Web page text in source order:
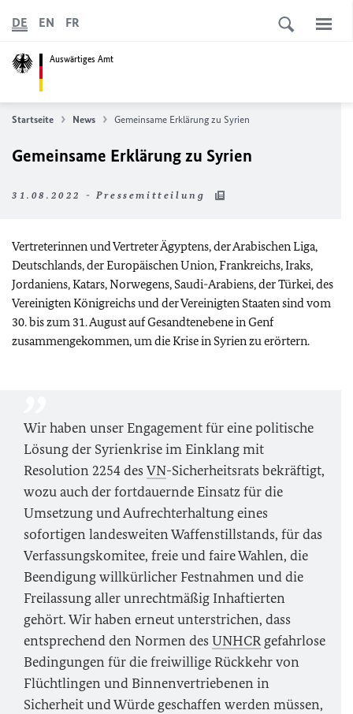
Auswärtiges Amt
DE EN FR
Startseite News Gemeinsame Erklärung zu Syrien
Gemeinsame Erklärung zu Syrien
31.08.2022 - Pressemitteilung
Vertreterinnen und Vertreter Ägyptens, der Arabischen Liga,
Deutschlands, der Europäischen Union, Frankreichs, Iraks,
Jordaniens, Katars, Norwegens, Saudi-Arabiens, der Türkei, des
Vereinigten Königreichs und der Vereinigten Staaten sind vom
30. bis zum 31. August auf Gesandtenebene in Genf
zusammengekommen, um die Krise in Syrien zu erörtern.
Wir haben unser Engagement für eine politische
Lösung der Syrienkrise im Einklang mit
Resolution 2254 desVN-Sicherheitsrats bekräftigt,
wozu auch der fortdauernde Einsatz für die
Umsetzung und Aufrechterhaltung eines
sofortigen landesweiten Waffenstillstands, für das
Verfassungskomitee, freie und faire Wahlen, die
Beendigung willkürlicher Festnahmen und die
Freilassung aller unrechtmäßig Inhaftierten
gehört. Wir haben erneut unterstrichen, dass
entsprechend den Normen desUNHCRgefahrlose
Bedingungen für die freiwillige Rückkehr von
Flüchtlingen und Binnenvertriebenen in
Sicherheit und Würde geschaffen werden müssen,